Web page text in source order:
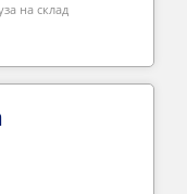
на склад